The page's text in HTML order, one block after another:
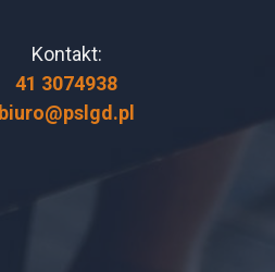
Kontakt:
41 3074938
biuro@pslgd.pl